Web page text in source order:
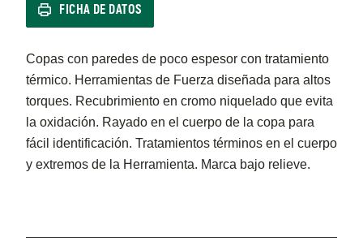
FICHA DE DATOS
Copas con paredes de poco espesor con tratamiento
térmico. Herramientas de Fuerza diseñada para altos
torques. Recubrimiento en cromo niquelado que evita
la oxidación. Rayado en el cuerpo de la copa para
fácil identificación. Tratamientos términos en el cuerpo
y extremos de la Herramienta. Marca bajo relieve.